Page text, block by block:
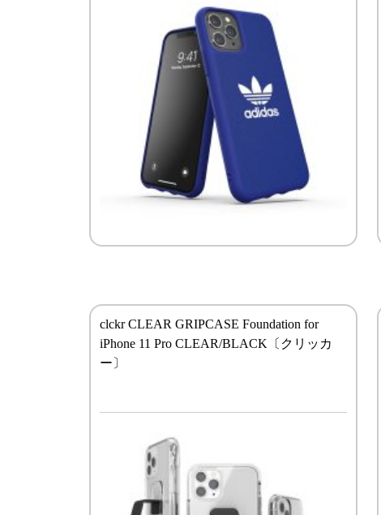
clckr CLEAR GRIPCASE Foundation for
iPhone 11 Pro CLEAR/BLACK〔クリッカ
ー〕